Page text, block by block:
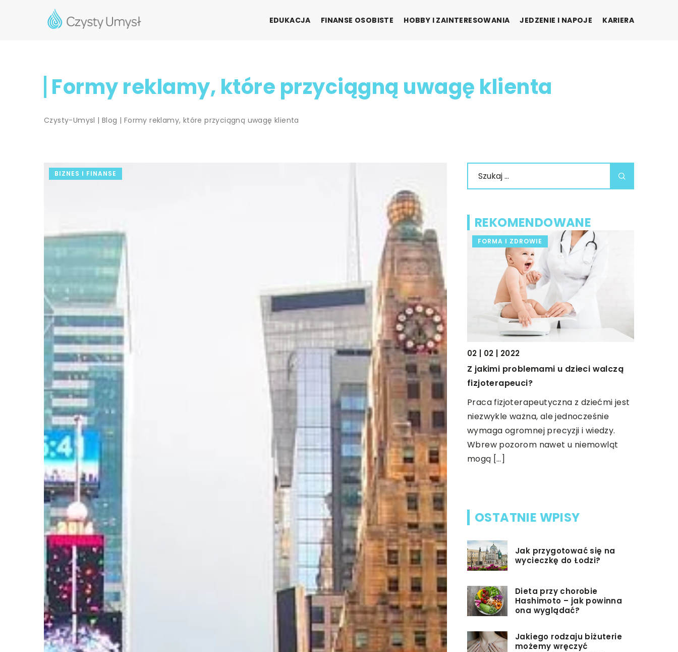
EDUKACJA FINANSE OSOBISTE HOBBY I ZAINTERESOWANIA JEDZENIE I NAPOJE KARIERA
Formy reklamy, które przyciągną uwagę klienta
Czysty-Umysl |Blog | Formy reklamy, które przyciągną uwagę klienta
BIZNES I FINANSE
REKOMENDOWANE
Jakie akcesoria i wyposażenie należy
wyposażenie. Dobrej jakości urządzenia
18 | 02 | 2021
Z czyją pomocą można łatwo znaleźć
zatrudnienie za granicą?
Sytuacja na krajowym rynku pracy jest
obecnie dosyć ciężka. Wielu ludzi
straciło swoje posady w wyniku strat,
jakie przedsiębiorcy ponieśli […]
FORMA I ZDROWIE
02 | 02 | 2022
Z jakimi problemami u dzieci walczą
fizjoterapeuci?
Praca fizjoterapeutyczna z dziećmi jest
niezwykle ważna, ale jednocześnie
wymaga ogromnej precyzji i wiedzy.
Wbrew pozorom nawet u niemowląt
mogą […]
OSTATNIE WPISY
Jak przygotować się na
wycieczkę do Łodzi?
Dieta przy chorobie
Hashimoto – jak powinna
ona wyglądać?
Jakiego rodzaju biżuterie
możemy wręczyć